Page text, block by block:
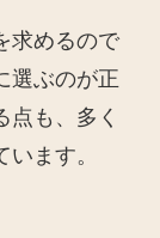
求めるので
選ぶのが正
点も、多く
ます。